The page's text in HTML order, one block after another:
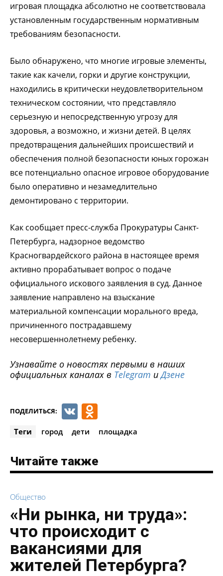
игровая площадка абсолютно не соответствовала
установленным государственным нормативным
требованиям безопасности.
Было обнаружено, что многие игровые элементы,
такие как качели, горки и другие конструкции,
находились в критически неудовлетворительном
техническом состоянии, что представляло
серьезную и непосредственную угрозу для
здоровья, а возможно, и жизни детей. В целях
предотвращения дальнейших происшествий и
обеспечения полной безопасности юных горожан
все потенциально опасное игровое оборудование
было оперативно и незамедлительно
демонтировано с территории.
Как сообщает пресс-служба Прокуратуры Санкт-
Петербурга, надзорное ведомство
Красногвардейского района в настоящее время
активно прорабатывает вопрос о подаче
официального искового заявления в суд. Данное
заявление направлено на взыскание
материальной компенсации морального вреда,
причиненного пострадавшему
несовершеннолетнему ребенку.
Узнавайте о новостях первыми в наших
официальных каналах в Telegram иДзене
ПОДЕЛИТЬСЯ: VK
Теги город дети площадка
Читайте также
Общество
«Ни рынка, ни труда»:
что происходит с
вакансиями для
жителей Петербурга?